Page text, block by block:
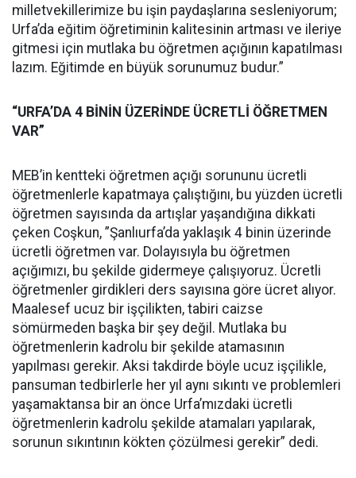
milletvekillerimize bu işin paydaşlarına sesleniyorum;
Urfa’da eğitim öğretiminin kalitesinin artması ve ileriye
gitmesi için mutlaka bu öğretmen açığının kapatılması
lazım. Eğitimde en büyük sorunumuz budur.”
“URFA’DA 4 BİNİN ÜZERİNDE ÜCRETLİ ÖĞRETMEN
VAR”
MEB’in kentteki öğretmen açığı sorununu ücretli
öğretmenlerle kapatmaya çalıştığını, bu yüzden ücretli
öğretmen sayısında da artışlar yaşandığına dikkati
çeken Coşkun, ”Şanlıurfa’da yaklaşık 4 binin üzerinde
ücretli öğretmen var. Dolayısıyla bu öğretmen
açığımızı, bu şekilde gidermeye çalışıyoruz. Ücretli
öğretmenler girdikleri ders sayısına göre ücret alıyor.
Maalesef ucuz bir işçilikten, tabiri caizse
sömürmeden başka bir şey değil. Mutlaka bu
öğretmenlerin kadrolu bir şekilde atamasının
yapılması gerekir. Aksi takdirde böyle ucuz işçilikle,
pansuman tedbirlerle her yıl aynı sıkıntı ve problemleri
yaşamaktansa bir an önce Urfa’mızdaki ücretli
öğretmenlerin kadrolu şekilde atamaları yapılarak,
sorunun sıkıntının kökten çözülmesi gerekir” dedi.